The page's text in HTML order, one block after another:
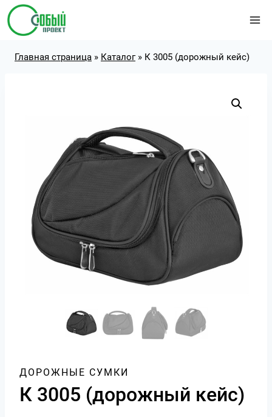
Перейти
содержимому
Главная страница » Каталог» К 3005 (дорожный кейс)
ДОРОЖНЫЕ СУМКИ
К 3005 (дорожный кейс)